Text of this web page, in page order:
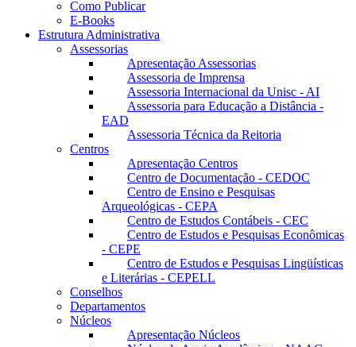
Como Publicar
E-Books
Estrutura Administrativa
Assessorias
Apresentação Assessorias
Assessoria de Imprensa
Assessoria Internacional da Unisc - AI
Assessoria para Educação a Distância -
EAD
Assessoria Técnica da Reitoria
Centros
Apresentação Centros
Centro de Documentação - CEDOC
Centro de Ensino e Pesquisas
Arqueológicas - CEPA
Centro de Estudos Contábeis - CEC
Centro de Estudos e Pesquisas Econômicas
- CEPE
Centro de Estudos e Pesquisas Lingüísticas
e Literárias - CEPELL
Conselhos
Departamentos
Núcleos
Apresentação Núcleos